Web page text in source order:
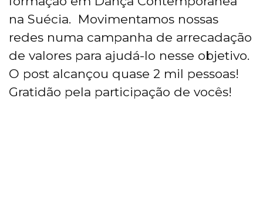
na Suécia. Movimentamos nossas
redes numa campanha de arrecadação
de valores para ajudá-lo nesse objetivo.
O post alcançou quase 2 mil pessoas!
Gratidão pela participação de vocês!